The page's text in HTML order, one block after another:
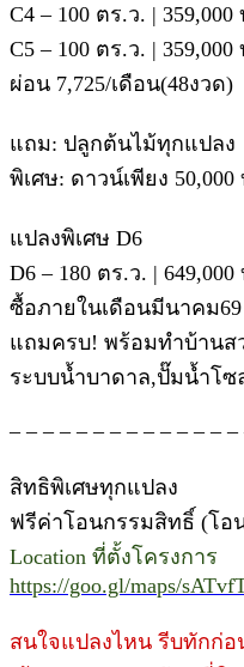
C4 – 100 ตร.ว. | 359,000
C5 – 100 ตร.ว. | 359,000
ผ่อน 7,725/เดือน(48งวด)
แถม: ปลูกต้นไม้ทุกแปลง
พิเศษ: ดาวน์เพียง
แปลงพิเศษ D6
D6 – 180 ตร.ว. | 649,000
ซื้อภายในเดือนมีนาคม69
แถมครบ! พร้อมทำบ้านส
ระบบน้ำบาดาล,ปั๊มน้ำโซ
– – – – – – – – – – – – –
สิทธิพิเศษทุกแปลง
ฟรีค่าโอนกรรมสิทธิ์ (โอ
Location ที่ตั้งโครงการ
https://goo.gl/maps/
สนใจแปลงไหน รีบทักก่